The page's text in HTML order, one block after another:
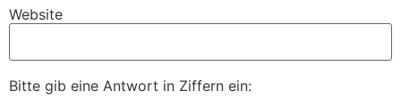
Website
Bitte gib eine Antwort in Ziffern ein: